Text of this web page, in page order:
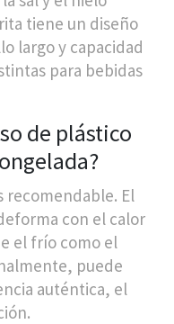
tiene un diseño
largo y capacidad
para bebidas
de plástico
recomendable. El
con el calor
el frío como el
puede
auténtica, el